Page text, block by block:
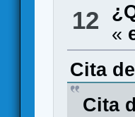
12
«
Cita
Cita